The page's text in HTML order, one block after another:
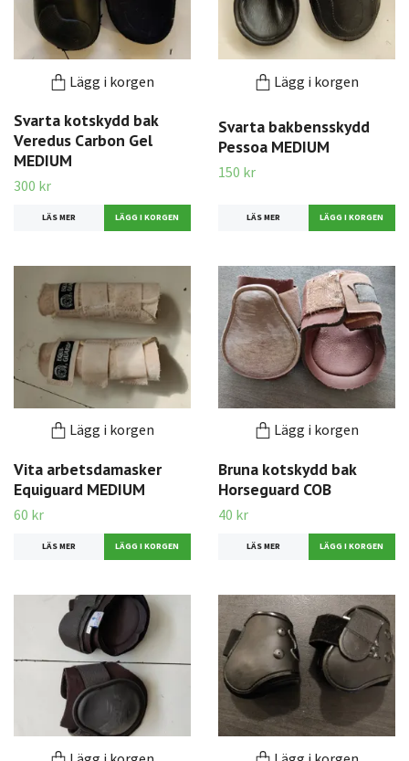
Lägg i korgen
Svarta kotskydd bak
Veredus Carbon Gel
MEDIUM
300 kr
LÄS MER
Lägg i korgen
Svarta bakbensskydd
Pessoa MEDIUM
150 kr
LÄS MER
Lägg i korgen
Vita arbetsdamasker
Equiguard MEDIUM
60 kr
LÄS MER
Lägg i korgen
Bruna kotskydd bak
Horseguard COB
40 kr
LÄS MER